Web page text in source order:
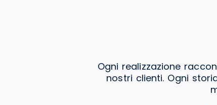
Ogni realizzazione
nostri clienti. Ogni